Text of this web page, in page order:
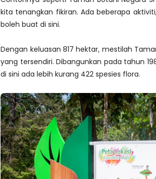
kita tenangkan fikiran. Ada beberapa
boleh buat di sini.
Dengan keluasan 817 hektar, mestilah
yang tersendiri. Dibangunkan pada tahun
di sini ada lebih kurang 422 spesies flora.